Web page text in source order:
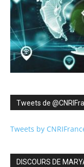
Tweets de
Tweets by
DISCOURS DE